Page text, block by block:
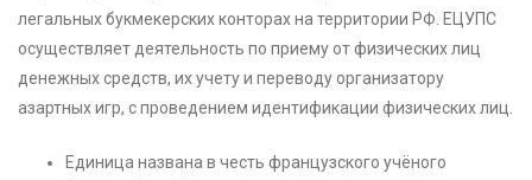
легальных букмекерских конторах на территории РФ. ЕЦУПС
осуществляет деятельность по приему от физических лиц
денежных средств, их учету и переводу организатору
азартных игр, с проведением идентификации физических лиц.
Единица названа в честь французского учёного